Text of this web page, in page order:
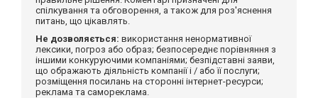
спілкування та обговорення, а також для роз'яснення
питань, що цікавлять.
Не дозволяється: використання ненормативної
лексики, погроз або образ; безпосереднє порівняння з
іншими конкуруючими компаніями; безпідставні заяви,
що ображають діяльність компанії і / або її послуги;
розміщення посилань на сторонні інтернет-ресурси;
реклама та самореклама.